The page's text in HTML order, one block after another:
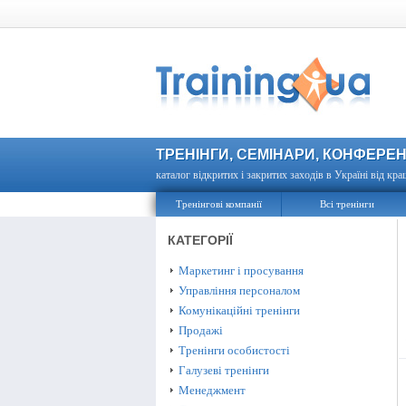
ТРЕНІНГИ, СЕМІНАРИ,
каталог відкритих і закритих заходів в Україні від
Тренінгові компанії Всі тренінги
КАТЕГОРІЇ
Маркетинг і просування
Управління персоналом
Комунікаційні тренінги
Продажі
Тренінги особистості
Галузеві тренінги
Менеджмент